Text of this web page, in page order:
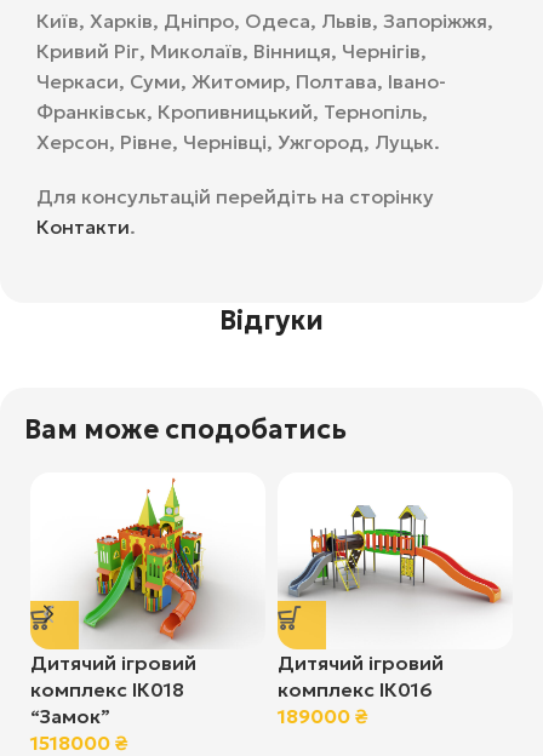
Київ, Харків, Дніпро, Одеса, Львів, Запоріжжя,
Кривий Ріг, Миколаїв, Вінниця, Чернігів,
Черкаси, Суми, Житомир, Полтава, Івано-
Франківськ, Кропивницький, Тернопіль,
Херсон, Рівне, Чернівці, Ужгород, Луцьк.
Для консультацій перейдіть на сторінку
Контакти.
Відгуки
Вам може сподобатись
Дитячий ігровий
комплекс ІК018
“Замок”
1518000 ₴
Дитячий ігровий
комплекс ІК016
189000 ₴